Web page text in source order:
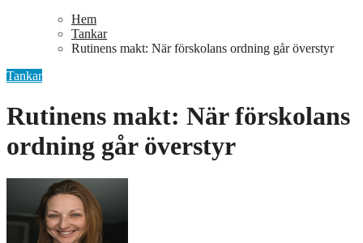
Hem
Tankar
Rutinens makt: När förskolans ordning går överstyr
Tankar
Rutinens makt: När förskolans
ordning går överstyr